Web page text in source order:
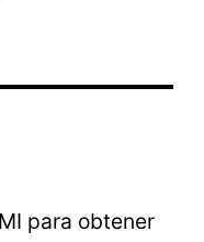
para obtener